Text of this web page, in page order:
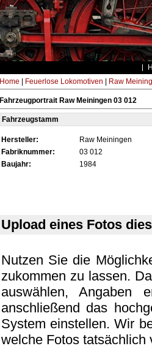
Home Feuerlose Lokomotiven Raw
Fahrzeugportrait Raw Meiningen 03 012
Fahrzeugstamm
Hersteller:
Raw Meiningen
Fabriknummer:
03 012
Baujahr:
1984
Upload eines Fotos
Nutzen Sie die
zukommen zu lassen.
auswählen, Angaben
anschließend das
System einstellen. Wir
welche Fotos tatsächlich